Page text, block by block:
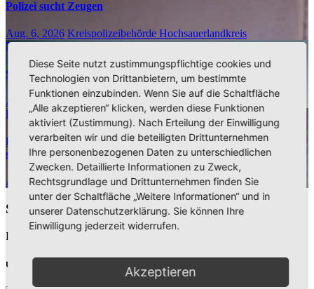
Polizei sucht Zeugen
Aug. 6, 2026 Kreispolizeibehörde Hochsauerlandkreis
Polizeibericht
Schwerer Fahrradunfall in Alt-Arnsberg: Polizei sucht Zeugen
Aug. 5, 2026
Kreispolizeibehörde Hochsauerlandkreis
Polizeibericht
Einbruch in Musterhaus in Arnsberg-Niedereimer: Polizei
sucht Zeugen
Aug. 5, 2026 Kreispolizeibehörde Hochsauerlandkreis
Schreibe einen Kommentar
Du musst
Unsere Partner
Diese Seite nutzt zustimmungspflichtige cookies und
Technologien von Drittanbietern, um bestimmte
Funktionen einzubinden. Wenn Sie auf die Schaltfläche
„Alle akzeptieren“ klicken, werden diese Funktionen
aktiviert (Zustimmung). Nach Erteilung der Einwilligung
verarbeiten wir und die beteiligten Drittunternehmen
Ihre personenbezogenen Daten zu unterschiedlichen
Zwecken. Detaillierte Informationen zu Zweck,
Rechtsgrundlage und Drittunternehmen finden Sie
unter der Schaltfläche „Weitere Informationen“ und in
unserer Datenschutzerklärung. Sie können Ihre
Einwilligung jederzeit widerrufen.
Akzeptieren